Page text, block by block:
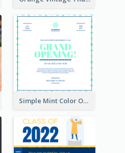
Simple Mint Color Opening Day Invitation Card Idea